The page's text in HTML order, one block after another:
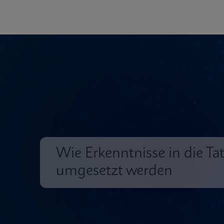
Wie Erkenntnisse in die Tat
umgesetzt werden